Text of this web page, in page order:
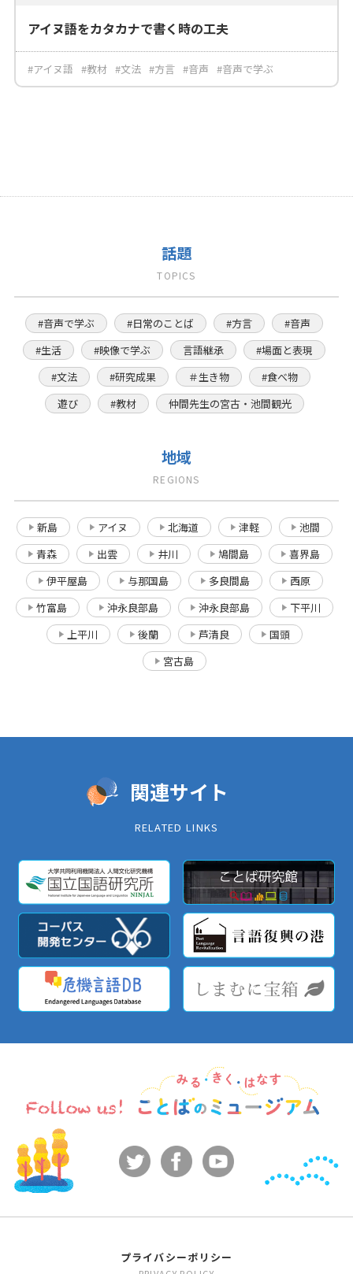
アイヌ語をカタカナで書く時の工夫
#アイヌ語 #教材 #文法 #方言 #音声 #音声で学ぶ
話題
TOPICS
#音声で学ぶ #日常のことば #方言
#音声
#生活
#映像で学ぶ 言語継承
#場面と表現
#文法
#研究成果 ＃生き物
#食べ物
遊び
#教材 仲間先生の宮古・池間観光
地域
REGIONS
新島 アイヌ 北海道 津軽
池間
青森
出雲 井川 鳩間島
喜界島
伊平屋島
与那国島 多良間島
西原
竹富島
沖永良部島 沖永良部島
下平川
上平川
後蘭 芦清良
国頭
宮古島
関連サイト
RELATED LINKS
プライバシーポリシー